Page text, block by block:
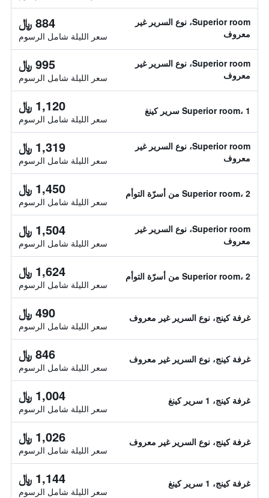
Superior room، نوع السرير غير
معروف
884 ﷼
سعر الليلة شامل الرسوم
Superior room، نوع السرير غير
معروف
995 ﷼
سعر الليلة شامل الرسوم
Superior room، 1 سرير كينغ 1,120 ﷼
سعر الليلة شامل الرسوم
Superior room، نوع السرير غير
معروف
1,319 ﷼
سعر الليلة شامل الرسوم
Superior room، 2 من أسرّة التوأم 1,450 ﷼
سعر الليلة شامل الرسوم
Superior room، نوع السرير غير
معروف
1,504 ﷼
سعر الليلة شامل الرسوم
Superior room، 2 من أسرّة التوأم 1,624 ﷼
سعر الليلة شامل الرسوم
غرفة كينج، نوع السرير غير معروف 490 ﷼
سعر الليلة شامل الرسوم
غرفة كينج، نوع السرير غير معروف 846 ﷼
سعر الليلة شامل الرسوم
غرفة كينج، 1 سرير كينغ 1,004 ﷼
سعر الليلة شامل الرسوم
غرفة كينج، نوع السرير غير معروف 1,026 ﷼
سعر الليلة شامل الرسوم
غرفة كينج، 1 سرير كينغ 1,144 ﷼
سعر الليلة شامل الرسوم